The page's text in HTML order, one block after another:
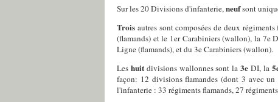
Sur les 20 Divisions d'infanterie,neufsont
Trois autres sont composées de deux
(flamands) et le 1er Carabiniers (wallon), la 7e
Ligne (flamands), et du 3e Carabiniers (wallon).
Les huitdivisions wallonnes sont la3e DI, la 5
façon: 12 divisions flamandes (dont 3 avec
l'infanterie : 33 régiments flamands, 27